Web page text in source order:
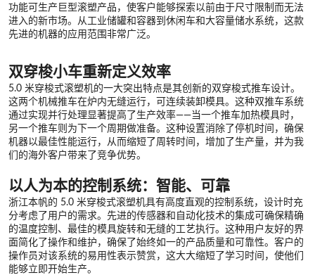
功能可生产巨型滚塑产品，使客户能够探索以前由于尺寸限制而无法
进入的新市场。从工业储罐和容器到休闲车和大容量储水系统，这款
先进的机器的应用范围非常广泛。
双穿梭小车重新定义效率
5.0 米穿梭式滚塑机的一大突出特点是其创新的双穿梭式推车设计。
这两个机械推车在炉内无缝运行，可连续装卸模具。这种双推车系统
通过实现并行处理显著提高了生产效率——当一个推车加热模具时，
另一个推车则为下一个周期做准备。这种设置消除了停机时间，确保
机器以最佳性能运行，从而缩短了周转时间，增加了生产量，并为我
们的海外客户带来了竞争优势。
以人为本的控制系统：智能、可靠
浙江本帆的 5.0 米穿梭式滚塑机具有高度直观的控制系统，设计时充
分考虑了用户的需求。先进的传感器和自动化技术的集成可确保精确
的温度控制、最佳的模具旋转和无缝的工艺执行。这种用户友好的界
面简化了操作和维护，确保了始终如一的产品质量和可靠性。客户的
操作员对该系统的易用性表示赞赏，这大大缩短了学习时间，使他们
能够立即开始生产。